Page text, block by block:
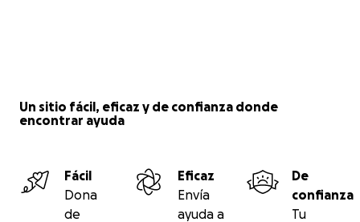
Un sitio fácil, eficaz y de confianza donde
encontrar ayuda
Fácil
Dona
de
Eficaz
Envía
ayuda a
De
confianza
Tu